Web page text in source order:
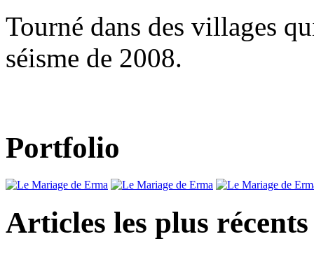
Tourné dans des villages
séisme de 2008.
Portfolio
Articles les plus récents